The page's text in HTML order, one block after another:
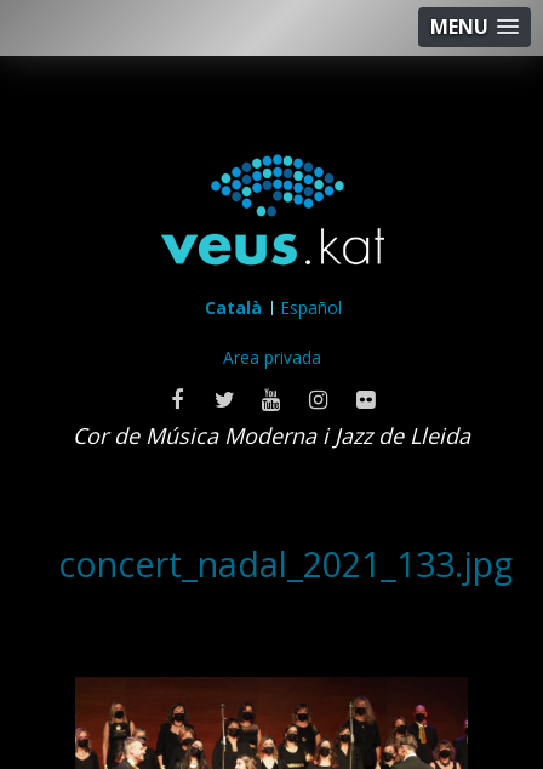
MENU
Català Español
Area privada
Cor de Música Moderna i Jazz de Lleida
concert_nadal_2021_133.jpg